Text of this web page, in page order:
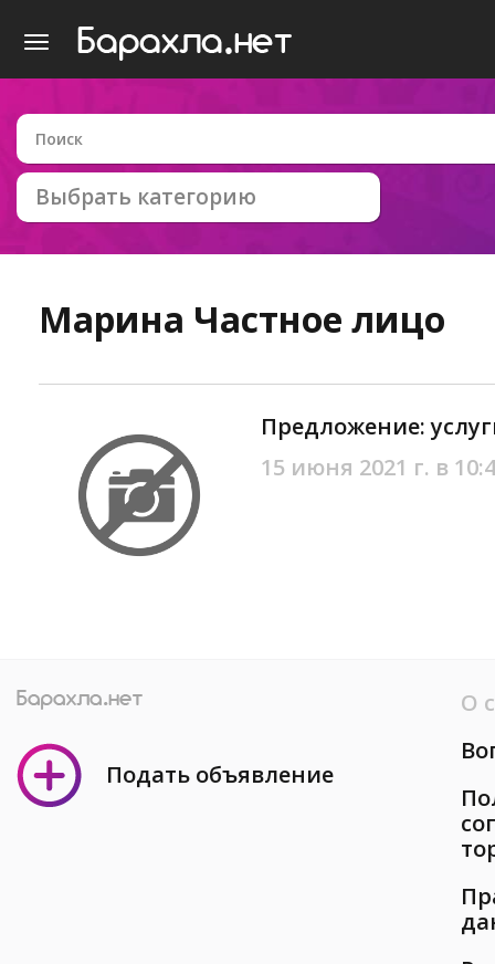
Выбрать категорию
Марина Частное лицо
Предложение:
15 июня 2021 г. в
Подать объявление
О